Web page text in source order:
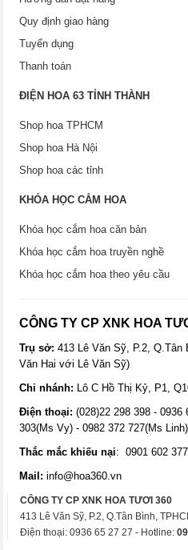
Quy định giao hàng
Tuyển dụng
Thanh toán
ĐIỆN HOA 63 TỈNH THÀNH
Shop hoa TPHCM
Shop hoa Hà Nội
Shop hoa các tỉnh
KHÓA HỌC CẮM HOA
Khóa học cắm hoa căn bản
Khóa học cắm hoa truyền nghề
Khóa học cắm hoa theo yêu cầu
CÔNG TY CP XNK HOA
Trụ sở:413 Lê Văn Sỹ, P.2,
Văn Hai với Lê Văn Sỹ)
Chi nhánh: Lô C Hồ Thị Kỷ, P1,
Điện thoại: (028)22 298 398 - 0936
303(Ms Vy) - 0982 372 727(Ms Linh)
Thắc mắc khiếu nại: 0901 602
Mail: info@hoa360.vn
CÔNG TY CP XNK HOA TƯƠI 360
413 Lê Văn Sỹ, P.2, Q.Tân Bình,
Điện thoại: 0936 65 27 27 - Hotline: